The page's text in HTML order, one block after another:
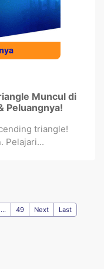
Muncul di
Peluangnya!
triangle!
Pelajari...
... 49 Next Last